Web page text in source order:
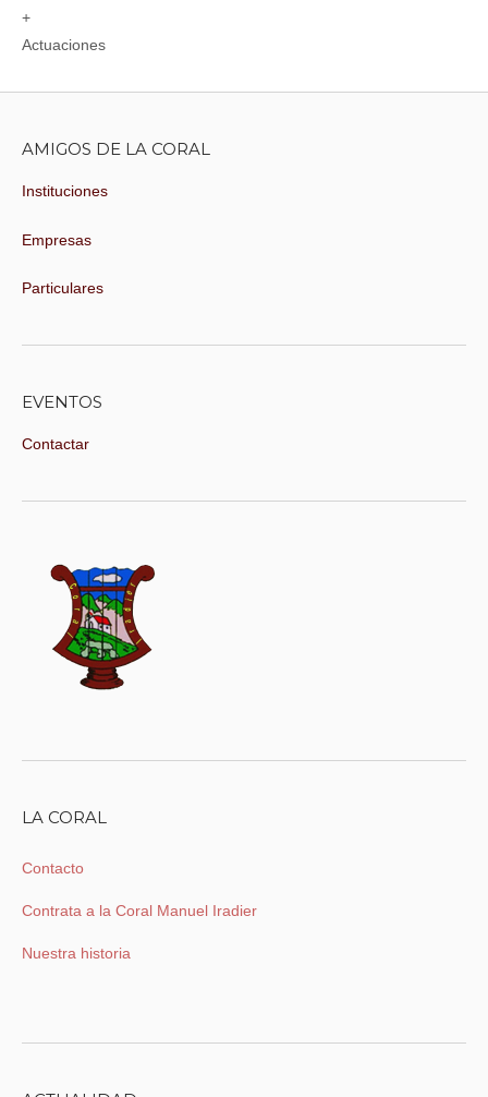
+
Actuaciones
AMIGOS DE LA CORAL
Instituciones
Empresas
Particulares
EVENTOS
Contactar
LA CORAL
Contacto
Contrata a la Coral Manuel Iradier
Nuestra historia